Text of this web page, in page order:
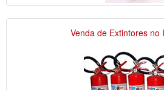
Venda de Extintores no